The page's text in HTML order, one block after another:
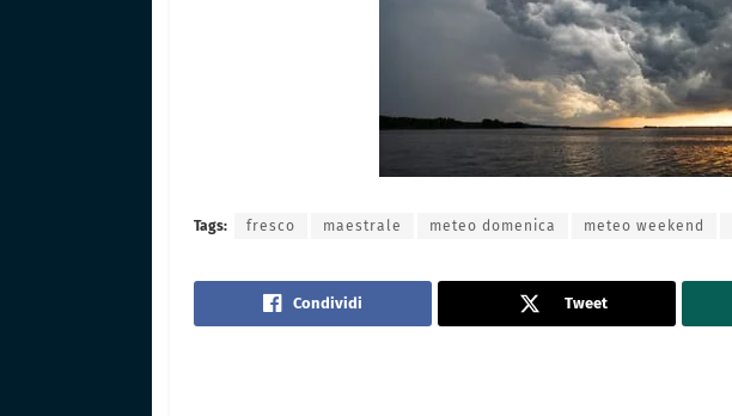
Tags: fresco maestrale meteo domenica meteo weekend
Condividi Tweet